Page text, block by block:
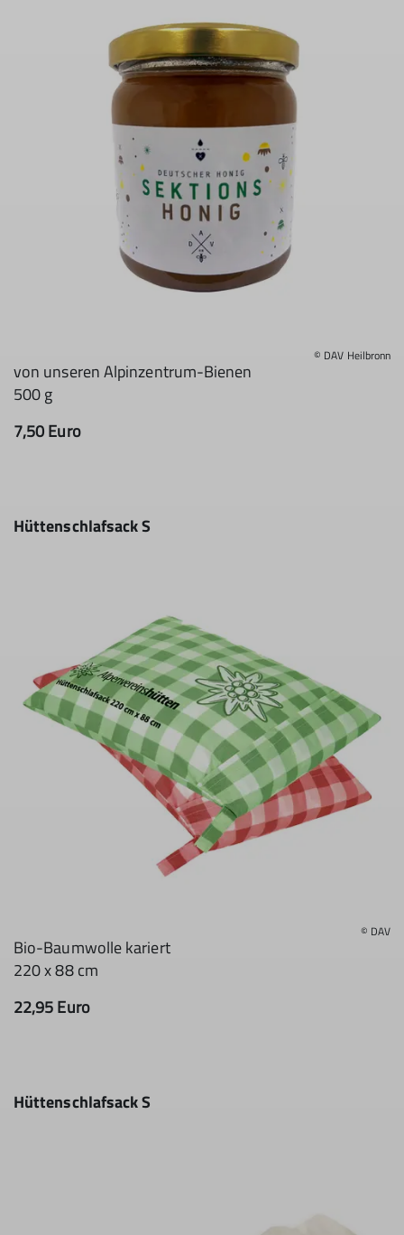
© DAV Heilbronn
von unseren Alpinzentrum-Bienen
500 g
7,50 Euro
Hüttenschlafsack S
© DAV
Bio-Baumwolle kariert
220 x 88 cm
22,95 Euro
Hüttenschlafsack S